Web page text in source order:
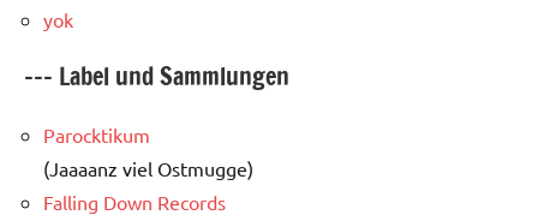
yok
--- Label und Sammlungen
Parocktikum
(Jaaaanz viel Ostmugge)
Falling Down Records